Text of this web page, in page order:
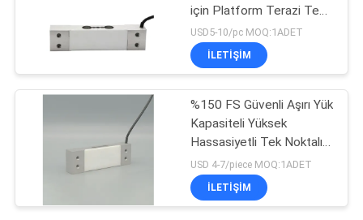
HARITASI
POLITIKASI
Paralel Kiriş Yük
Hücresi
55
için Platform Terazi Tek
Nokta Yük Hücresi
USD5-10/pc MOQ:1ADET
İLETIŞIM
%150 FS Güvenli Aşırı Yük
Kapasiteli Yüksek
Hassasiyetli Tek Noktalı
Yük Hücresi
USD 4-7/piece MOQ:1ADET
İLETIŞIM